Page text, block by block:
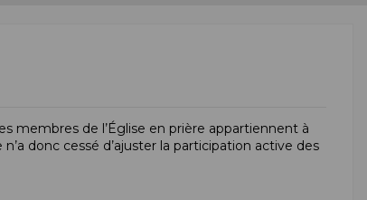
membres de l’Église en prière appartiennent à
donc cessé d’ajuster la participation active des